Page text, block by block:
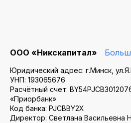
ООО «Никскапитал»
Юридический адрес: г.Минск,
УНП: 193065676
Расчётный счет:
«Приорбанк»
Код банка: PJCBBY2X
Директор: Светлана Васильевна